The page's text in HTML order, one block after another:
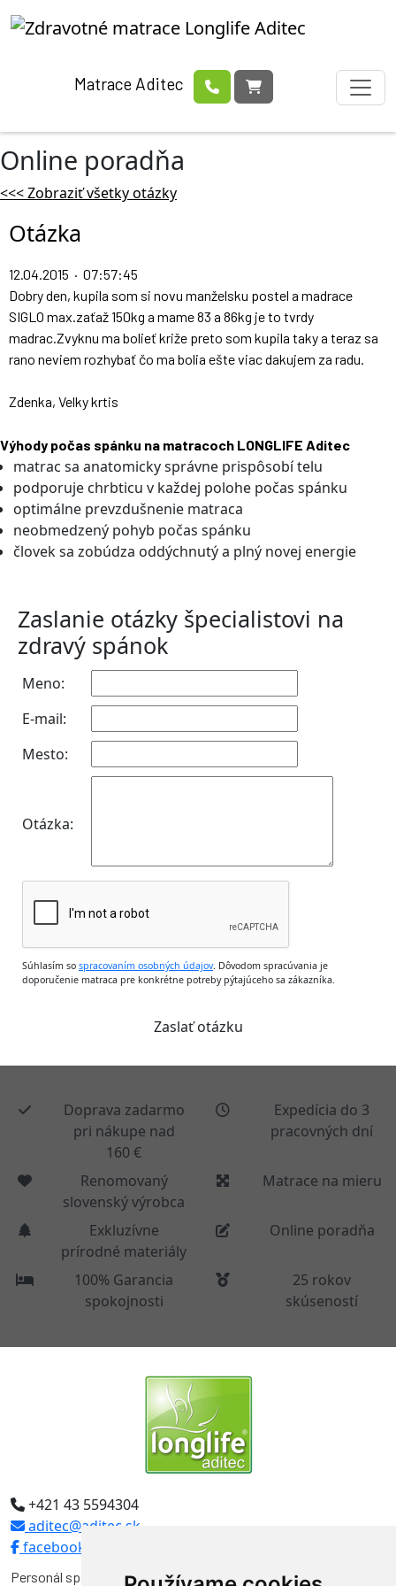
Matrace Aditec
Online poradňa
<<< Zobraziť všetky otázky
Otázka
12.04.2015 · 07:57:45
Dobry den, kupila som si novu manželsku postel a madrace
SIGLO max.zaťaž 150kg a mame 83 a 86kg je to tvrdy
madrac.Zvyknu ma bolieť križe preto som kupila taky a teraz sa
rano neviem rozhybať čo ma bolia ešte viac dakujem za radu.
Zdenka, Velky krtis
Výhody počas spánku na matracoch LONGLIFE Aditec
matrac sa anatomicky správne prispôsobí telu
podporuje chrbticu v každej polohe počas spánku
optimálne prevzdušnenie matraca
neobmedzený pohyb počas spánku
človek sa zobúdza oddýchnutý a plný novej energie
Zaslanie otázky špecialistovi na
zdravý spánok
Meno:
E-mail:
Mesto:
Otázka:
Súhlasím so spracovaním osobných údajov. Dôvodom spracúvania je
doporučenie matraca pre konkrétne potreby pýtajúceho sa zákazníka.
Doprava zadarmo
pri nákupe nad
160 €
Expedícia do 3
pracovných dní
Renomovaný
slovenský výrobca
Matrace na mieru
Exkluzívne
prírodné materiály
Online poradňa
100% Garancia
spokojnosti
25 rokov
skúseností
+421 43 5594304
aditec@aditec.sk
facebook
Personál spoločnosti Aditec tvoria odborníci, ktorí pôsobili vo